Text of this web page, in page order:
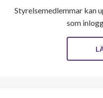
Styrelsemedlemmar kan
som